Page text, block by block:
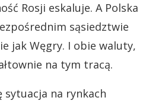
Rosji eskaluje. A Polska
sąsiedztwie
jak Węgry. I obie waluty,
na tym tracą.
sytuacja na rynkach